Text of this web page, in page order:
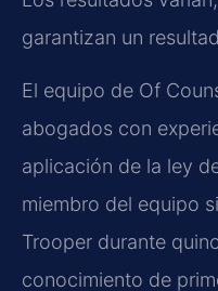
garantizan un
El equipo de Of
abogados con
aplicación de la ley
miembro del equipo
Trooper durante
conocimiento de